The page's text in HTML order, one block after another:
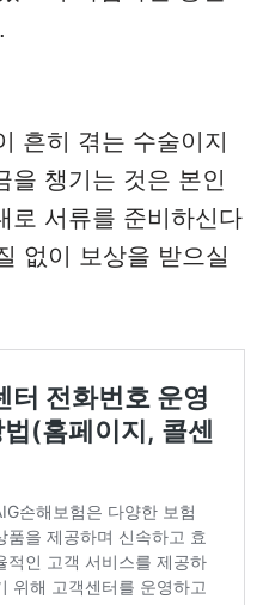
흔히 겪는 수술이지
을 챙기는 것은 본인
로 서류를 준비하신다
없이 보상을 받으실